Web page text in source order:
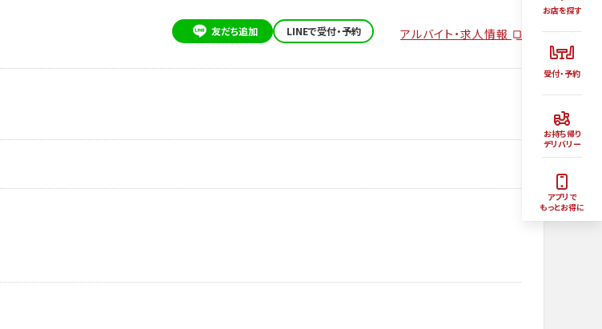
お店を探す
受付・予約
お持ち帰り
デリバリー
アプリで
もっとお得に
友だち追加 LINEで受付・予約 アルバイト・求人情報